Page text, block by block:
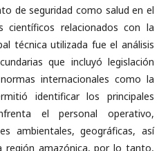
de seguridad como salud en el
relacionados con la
técnica utilizada fue el análisis
que incluyó legislación
internacionales como la
identificar los principales
el personal operativo,
ambientales, geográficas, así
región amazónica, por lo tanto,